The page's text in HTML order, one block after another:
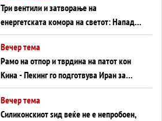
Три вентили и затворање на
енергетската комора на светот: Нападот
во Суец најавува глобален енергетски
инфаркт?
Вечер тема
Рамо на отпор и тврдина на патот кон
Кина - Пекинг го подготвува Иран за
американска копнена инвазија
Вечер тема
Силиконскиот ѕид веќе не е непробоен,